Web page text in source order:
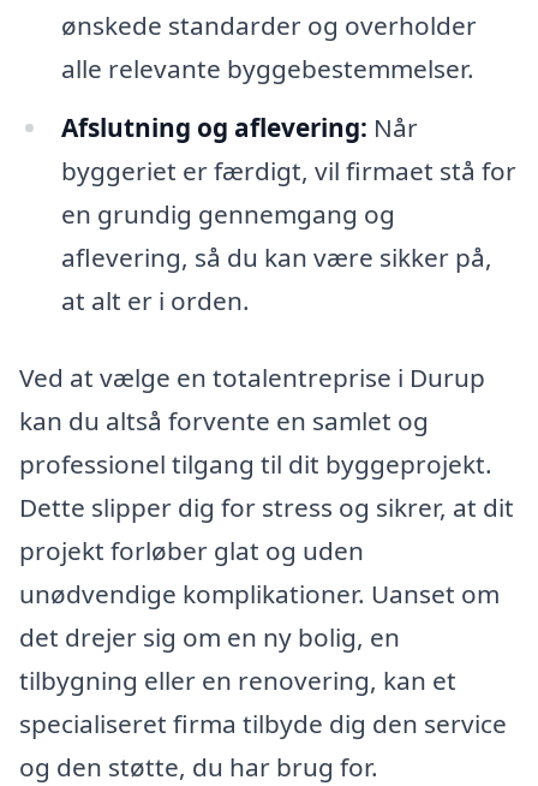
ønskede standarder og overholder
alle relevante byggebestemmelser.
Afslutning og aflevering: Når
byggeriet er færdigt, vil firmaet stå for
en grundig gennemgang og
aflevering, så du kan være sikker på,
at alt er i orden.
Ved at vælge en totalentreprise i Durup
kan du altså forvente en samlet og
professionel tilgang til dit byggeprojekt.
Dette slipper dig for stress og sikrer, at dit
projekt forløber glat og uden
unødvendige komplikationer. Uanset om
det drejer sig om en ny bolig, en
tilbygning eller en renovering, kan et
specialiseret firma tilbyde dig den service
og den støtte, du har brug for.